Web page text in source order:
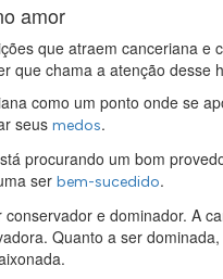
amor
que atraem canceriana
que chama a atenção desse
como um ponto onde se
seus medos.
procurando um bom
ser bem-sucedido.
e dominador. A
Quanto a ser